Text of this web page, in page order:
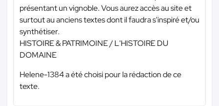
présentant un vignoble. Vous aurez accès au site et
surtout au anciens textes dont il faudra s'inspiré et/ou
synthétiser.
HISTOIRE & PATRIMOINE / L'HISTOIRE DU
DOMAINE
Helene-1384 a été choisi pour la rédaction de ce
texte.